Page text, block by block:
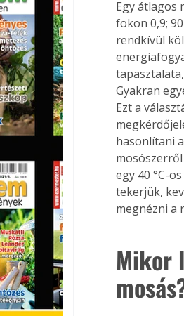
Egy átlagos
fokon 0,9;
rendkívül
Gyakran
Ezt a
hasonlítani
egy 40 °C-
tekerjük,
megnézni a
Mikor